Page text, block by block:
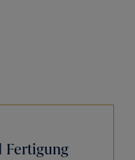
Fertigung